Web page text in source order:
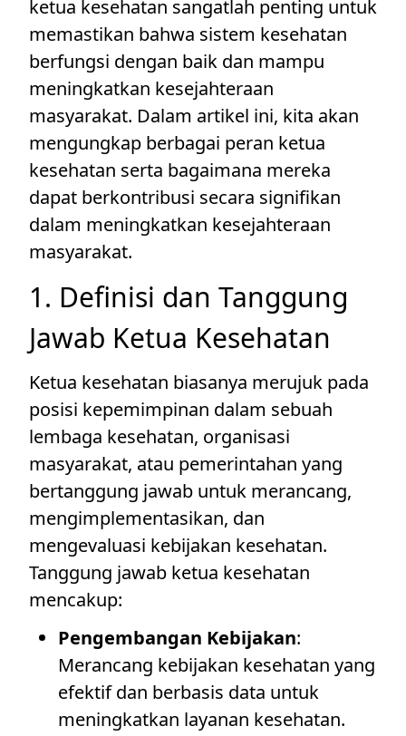
ketua kesehatan sangatlah penting untuk
memastikan bahwa sistem kesehatan
berfungsi dengan baik dan mampu
meningkatkan kesejahteraan
masyarakat. Dalam artikel ini, kita akan
mengungkap berbagai peran ketua
kesehatan serta bagaimana mereka
dapat berkontribusi secara signifikan
dalam meningkatkan kesejahteraan
masyarakat.
1. Definisi dan Tanggung
Jawab Ketua Kesehatan
Ketua kesehatan biasanya merujuk pada
posisi kepemimpinan dalam sebuah
lembaga kesehatan, organisasi
masyarakat, atau pemerintahan yang
bertanggung jawab untuk merancang,
mengimplementasikan, dan
mengevaluasi kebijakan kesehatan.
Tanggung jawab ketua kesehatan
mencakup:
Pengembangan Kebijakan:
Merancang kebijakan kesehatan yang
efektif dan berbasis data untuk
meningkatkan layanan kesehatan.